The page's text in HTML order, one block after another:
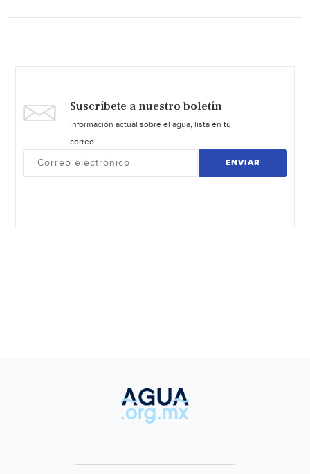
Suscríbete a nuestro boletín
Información actual sobre el agua, lista en tu
correo.
ENVIAR